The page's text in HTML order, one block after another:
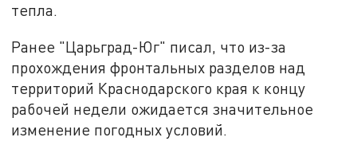
тепла.
Ранее "Царьград-Юг" писал, что из-за
прохождения фронтальных разделов над
территорий Краснодарского края к концу
рабочей недели ожидается значительное
изменение погодных условий.